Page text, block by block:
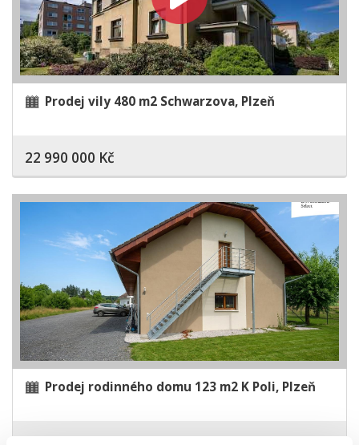
Prodej vily 480 m2 Schwarzova, Plzeň
22 990 000 Kč
Prodej rodinného domu 123 m2 K Poli, Plzeň